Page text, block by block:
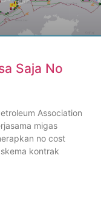
Saja No
Association
migas
no cost
kontrak